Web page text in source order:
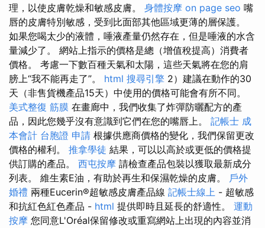
理，以使皮膚乾燥和敏感皮膚。 身體按摩 on page seo 嘴
唇的皮膚特別敏感，受到比面部其他區域更薄的層保護。
如果您喝太少的液體，唾液產量仍然存在，但是唾液的水含
量減少了。 網站上指示的價格是總（增值稅提高）消費者
價格。 考慮一下數百種天氣和太陽，這些天氣將在您的肩
膀上“我不能再走了”。 html 搜尋引擎 2）建議在動作的30
天（非售貨機產品15天）中使用的價格可能會有所不同。
美式整復 筋膜 在畫廊中，我們收集了炸彈防曬配方的產
品，因此您幾乎沒有意識到它們在您的嘴唇上。 記帳士 成
本會計 台胞證 申請 根據供應商價格的變化，我們保留更改
價格的權利。 推拿學徒 結果，可以以高於或更低的價格提
供訂購的產品。 西屯按摩 請檢查產品包裝以獲取最新成分
列表。 維生素E油，有助於再生和保濕乾燥的皮膚。 戶外
婚禮 兩種Eucerin®超敏感皮膚產品線 記帳士線上 - 超敏感
和抗紅色紅色產品 - html 提供即時且延長的舒適性。 運動
按摩 您同意L'Oréal保留修改或重寫網站上出現的內容並消